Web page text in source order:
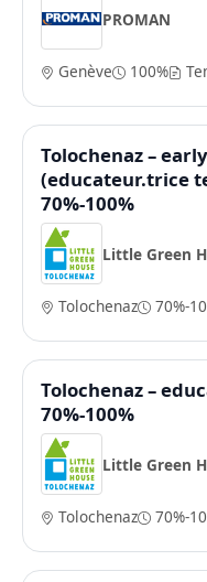
PROMAN
Genève 100%
Tolochenaz –
(educateur.trice
70%-100%
Little Green
Tolochenaz 70%-
Tolochenaz –
70%-100%
Little Green
Tolochenaz 70%-